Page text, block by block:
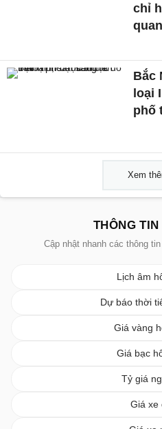
chỉ
Bắc
loại
phố
Xem
THÔNG
Cập nhật nhanh các thông
Lịch âm
Dự báo thời
Giá vàng
Giá bạc
Tỷ giá
Giá xe